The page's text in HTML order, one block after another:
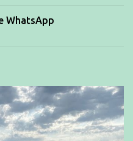
WhatsApp